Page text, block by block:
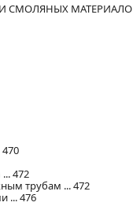
СМОЛЯНЫХ
472
трубам ... 472
... 476